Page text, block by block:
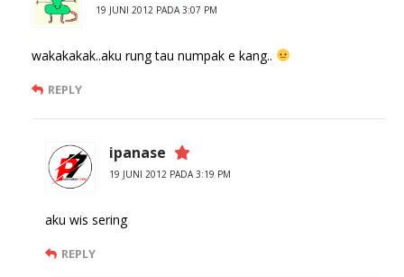
19 JUNI 2012 PADA 3:07 PM
wakakakak..aku rung tau numpak e kang..
REPLY
ipanase
19 JUNI 2012 PADA 3:19 PM
aku wis sering
REPLY